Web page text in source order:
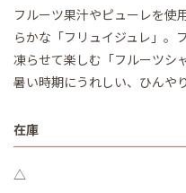
フルーツ果汁やピューレを使
らかな「フリュイジュレ」。
凍らせて楽しむ「フルーツシ
暑い時期にうれしい、ひんや
在庫
△